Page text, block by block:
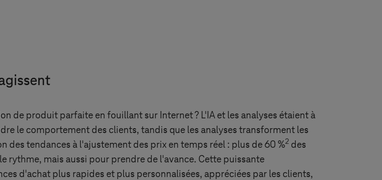
de produit parfaite en fouillant sur Internet ? L'IA et les analyses étaient à
le comportement des clients, tandis que les analyses transforment les
des tendances à l'ajustement des prix en temps réel : plus de 60 %2 des
rythme, mais aussi pour prendre de l'avance. Cette puissante
d'achat plus rapides et plus personnalisées, appréciées par les clients,